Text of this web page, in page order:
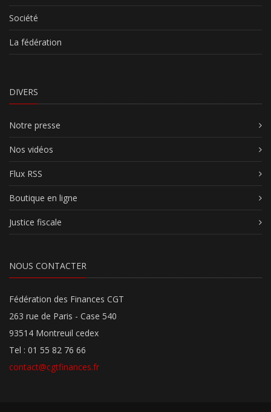
Société
La fédération
DIVERS
Notre presse
Nos vidéos
Flux RSS
Boutique en ligne
Justice fiscale
NOUS CONTACTER
Fédération des Finances CGT
263 rue de Paris - Case 540
93514 Montreuil cedex
Tel : 01 55 82 76 66
contact@cgtfinances.fr